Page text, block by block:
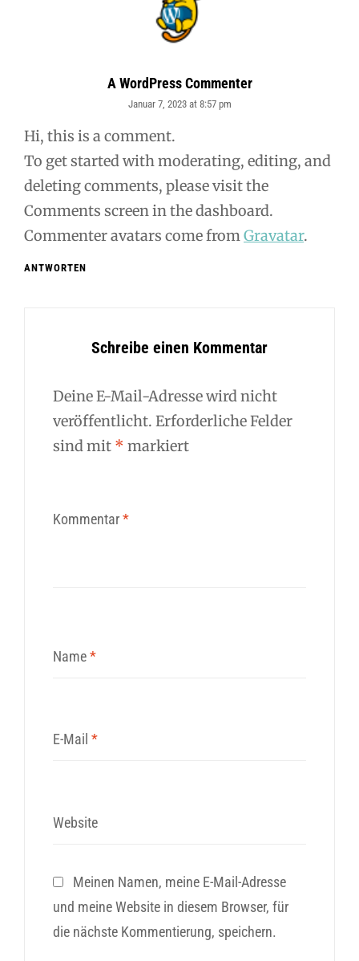
A WordPress Commenter
says:
Januar 7, 2023 at 8:57 pm
Hi, this is a comment.
To get started with moderating, editing, and
deleting comments, please visit the
Comments screen in the dashboard.
Commenter avatars come fromGravatar.
ANTWORTEN
Schreibe einen Kommentar
Deine E-Mail-Adresse wird nicht
veröffentlicht. Erforderliche Felder
sind mit * markiert
Kommentar*
Name*
E-Mail *
Website
Meinen Namen, meine E-Mail-Adresse
und meine Website in diesem Browser, für
die nächste Kommentierung, speichern.